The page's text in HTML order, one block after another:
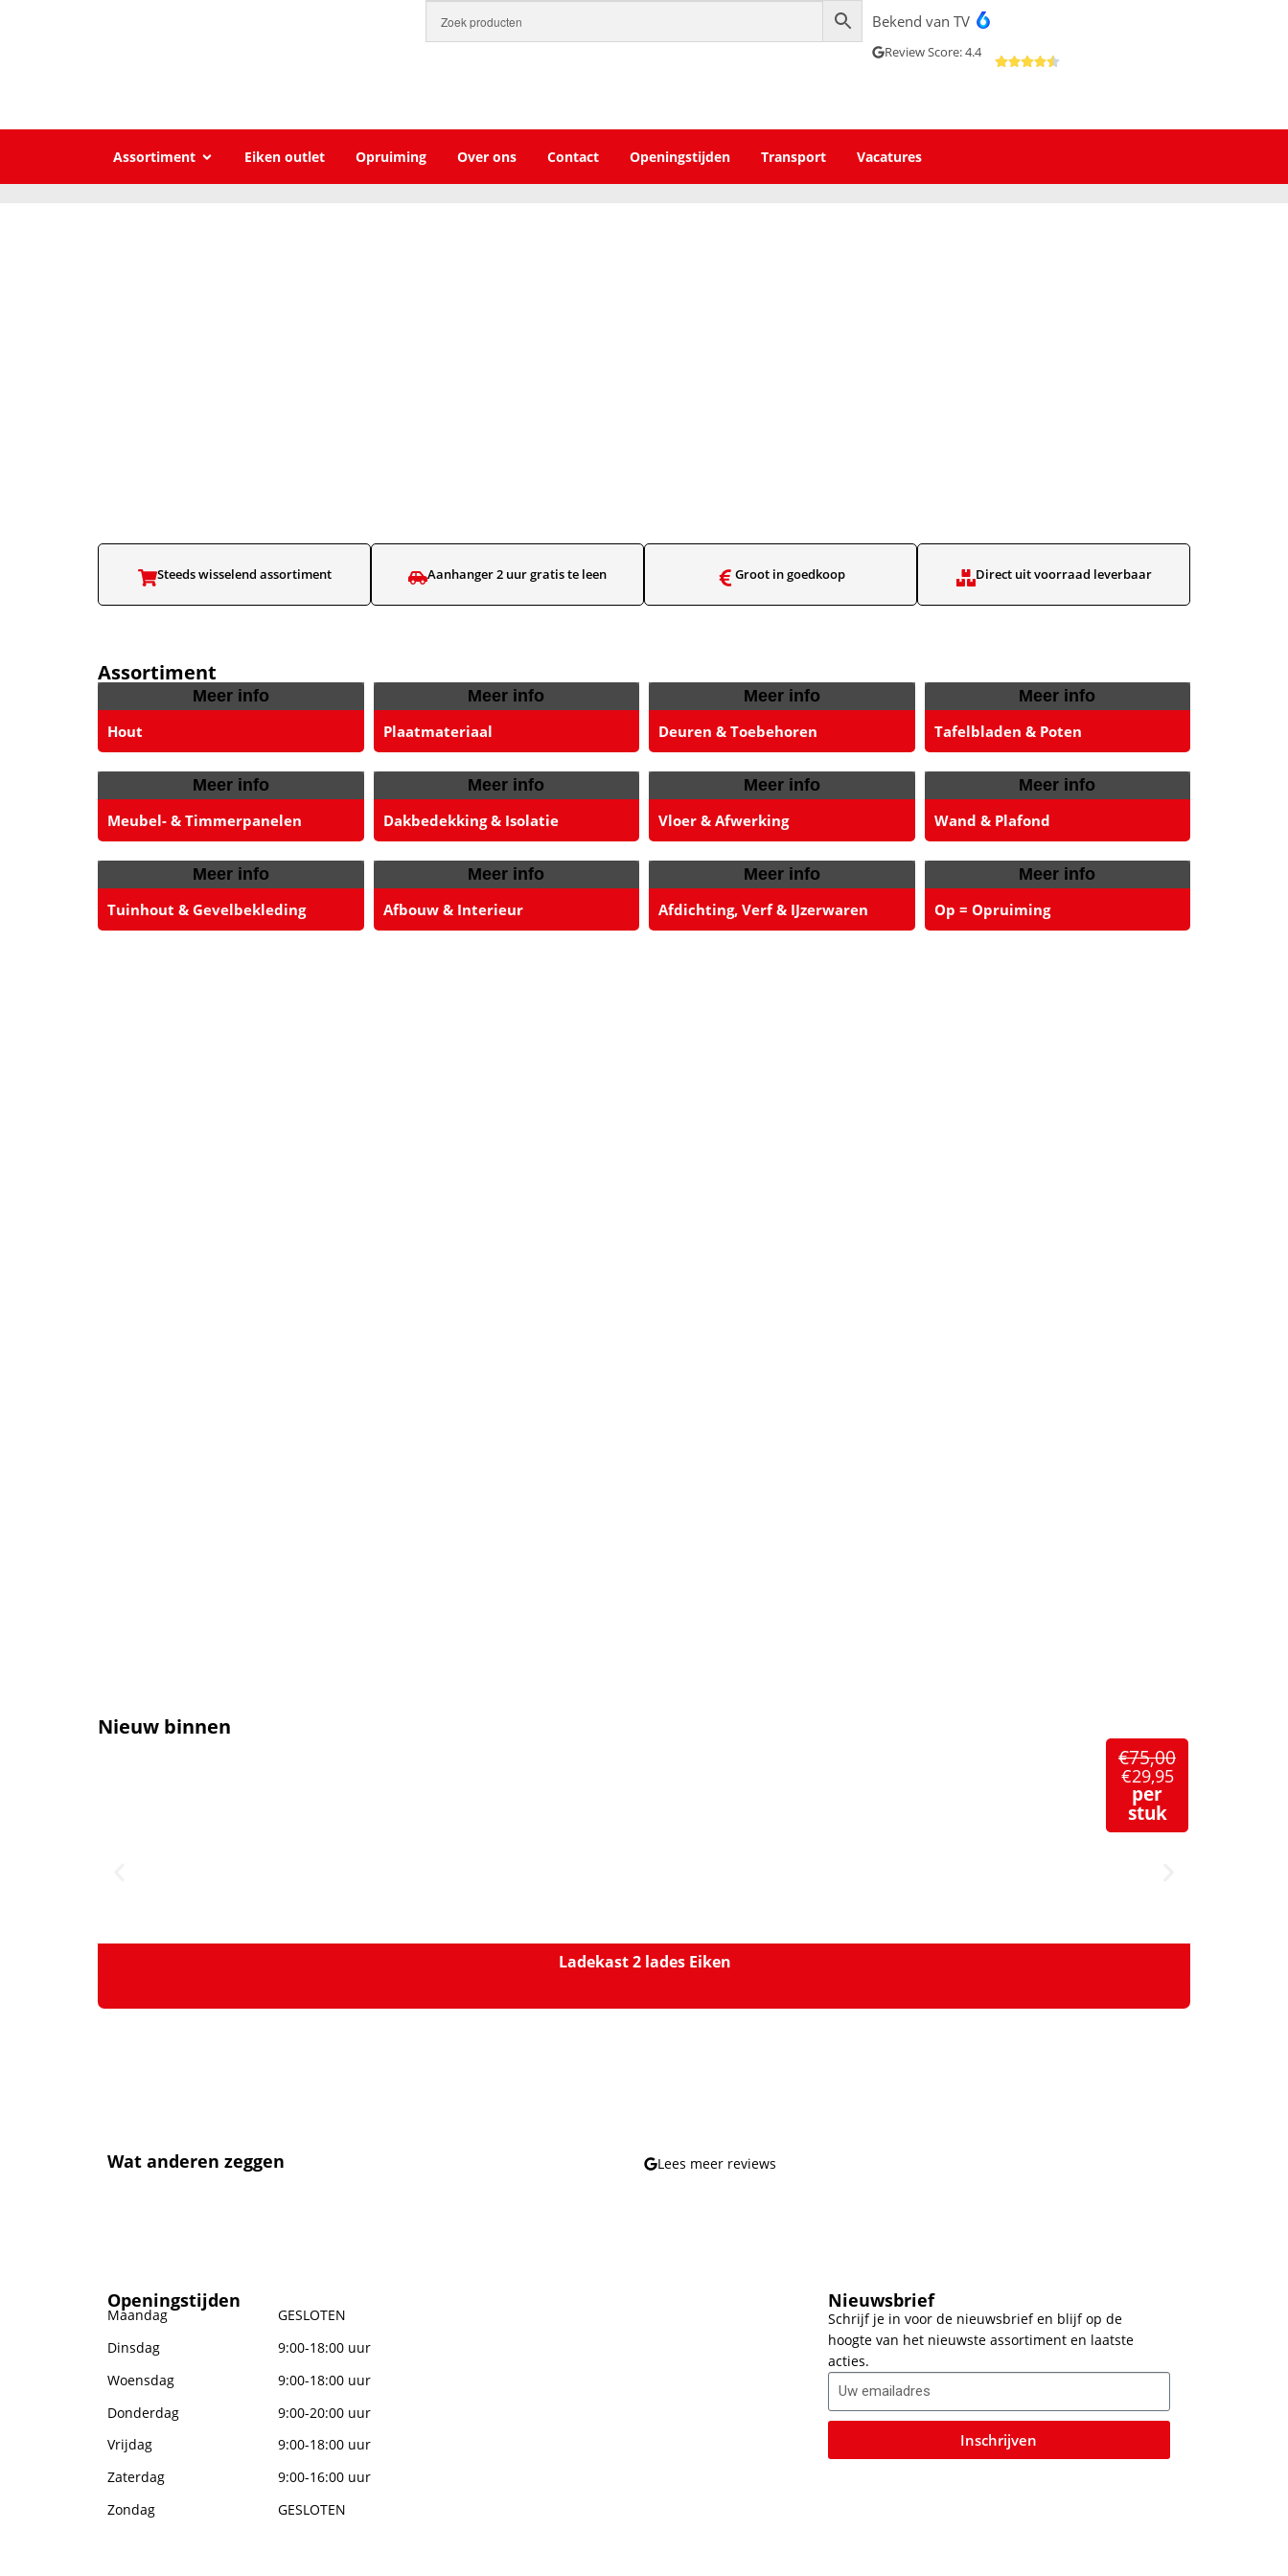
Bekend van TV
Review Score: 4.4
Assortiment Eiken outlet Opruiming Over ons Contact Openingstijden Transport Vacatures
Steeds wisselend assortiment​ Aanhanger 2 uur gratis te leen​ Groot in goedkoop​ Direct uit voorraad leverbaar​
Assortiment
Meer info
Hout
Meer info
Plaatmateriaal
Meer info
Deuren & Toebehoren
Meer info
Tafelbladen & Poten
Meer info
Meubel- & Timmerpanelen
Meer info
Dakbedekking & Isolatie
Meer info
Vloer & Afwerking
Meer info
Wand & Plafond
Meer info
Tuinhout & Gevelbekleding
Meer info
Afbouw & Interieur
Meer info
Afdichting, Verf & IJzerwaren
Meer info
Op = Opruiming
Nieuw binnen
Ladekast 2 lades Eiken
€75,00
€29,95
per
stuk
Wat anderen zeggen Lees meer reviews
Openingstijden
Maandag
GESLOTEN
Dinsdag
9:00-18:00 uur
Woensdag
9:00-18:00 uur
Donderdag
9:00-20:00 uur
Vrijdag
9:00-18:00 uur
Zaterdag
9:00-16:00 uur
Zondag
GESLOTEN
Nieuwsbrief
Schrijf je in voor de nieuwsbrief en blijf op de
hoogte van het nieuwste assortiment en laatste
acties.
Inschrijven